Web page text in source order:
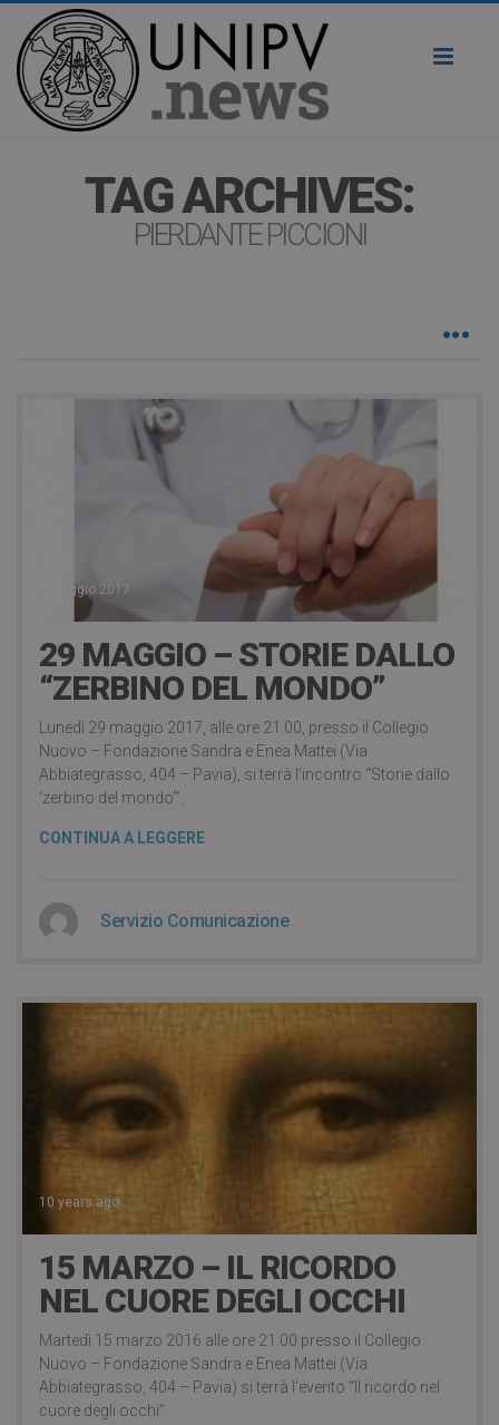
TAG ARCHIVES:
PIERDANTE PICCIONI
7 Maggio 2017
29 MAGGIO – STORIE DALLO
“ZERBINO DEL MONDO”
Lunedì 29 maggio 2017, alle ore 21.00, presso il Collegio
Nuovo – Fondazione Sandra e Enea Mattei (Via
Abbiategrasso, 404 – Pavia), si terrà l’incontro “Storie dallo
‘zerbino del mondo’”.
CONTINUA A LEGGERE
Servizio Comunicazione
10 years ago
15 MARZO – IL RICORDO
NEL CUORE DEGLI OCCHI
Martedì 15 marzo 2016 alle ore 21.00 presso il Collegio
Nuovo – Fondazione Sandra e Enea Mattei (Via
Abbiategrasso, 404 – Pavia) si terrà l’evento “Il ricordo nel
cuore degli occhi”.